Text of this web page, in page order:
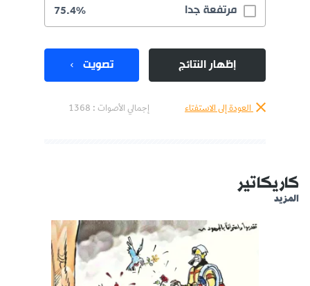
مرتفعة جدا 75.4%
إظهار النتائج تصويت
العودة إلى الاستفتاء إجمالي الأصوات : 1368
كاريكاتير
المزيد